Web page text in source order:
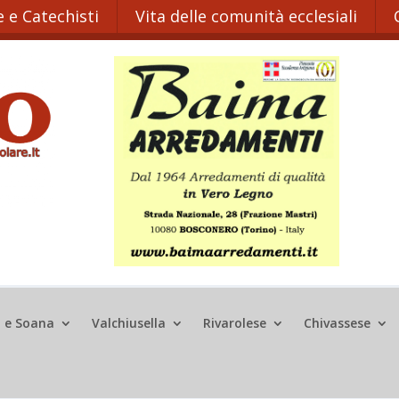
e Catechisti Vita delle comunità ecclesiali
e Soana Valchiusella Rivarolese Chivassese